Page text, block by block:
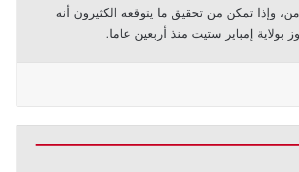
وإذا تمكن من تحقيق ما يتوقعه الكثيرون أنه
إمباير ستيت منذ أربعين عاما.